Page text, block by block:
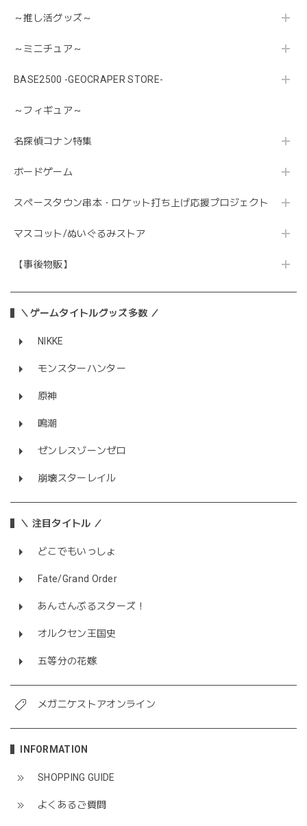
～推し活グッズ～
～ミニチュア～
BASE2500 -GEOCRAPER STORE-
～フィギュア～
名探偵コナン特集
ボードゲーム
スペースタウン串本・ロケット打ち上げ応援プロジェクト
マスコット/ぬいぐるみストア
【事後物販】
＼ゲームタイトルグッズ多数 ／
NIKKE
モンスターハンター
原神
鳴潮
ゼンレスゾーンゼロ
崩壊スターレイル
＼ 注目タイトル ／
どこでもいっしょ
Fate/Grand Order
あんさんぶるスターズ！
オルクセン王国史
五等分の花嫁
メガニケストアオンライン
INFORMATION
SHOPPING GUIDE
よくあるご質問